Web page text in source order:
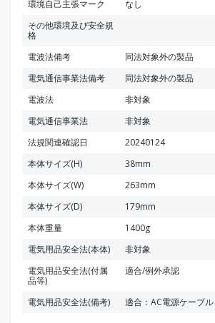
環境自己主張マーク
なし
その他環境及び安全規
格
電波法備考
同法対象外の製品
電気通信事業法備考
同法対象外の製品
電波法
非対象
電気通信事業法
非対象
法規関連確認日
20240124
本体サイズ(H)
38mm
本体サイズ(W)
263mm
本体サイズ(D)
179mm
本体重量
1400g
電気用品安全法(本体)
非対象
電気用品安全法(付属
品等)
適合/例外承認
電気用品安全法(備考) 適合：AC電源ケーブル